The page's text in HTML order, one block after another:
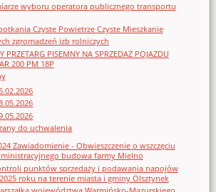
wyboru operatora publicznego transportu
Czyste Powietrze Czyste Mieszkanie
zgromadzeń izb rolniczych
PRZETARG PISEMNY NA SPRZEDAŻ POJAZDU
200 PM 18P
do uchwalenia
Zawiadomienie - Obwieszczenie o wszczęciu
budowa farmy Mielno
punktów sprzedaży i podawania napojów
roku na terenie miasta i gminy Olsztynek